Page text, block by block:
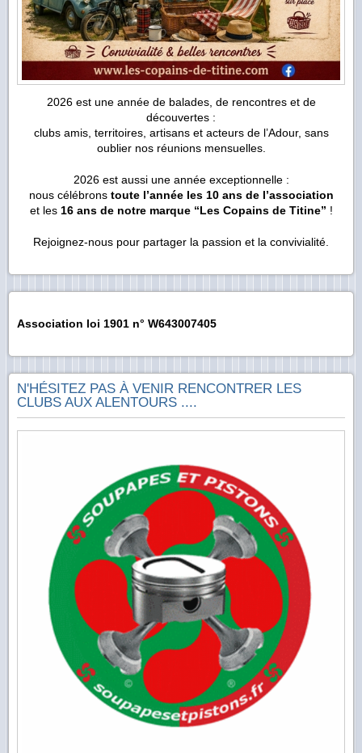
2026 est une année de balades, de rencontres et de
découvertes :
clubs amis, territoires, artisans et acteurs de l’Adour, sans
oublier nos réunions mensuelles.
2026 est aussi une année exceptionnelle :
nous célébrons toute l’année les 10 ans de l’association
et les 16 ans de notre marque “Les Copains de Titine” !
Rejoignez-nous pour partager la passion et la convivialité.
Association loi 1901 n° W643007405
N'HÉSITEZ PAS À VENIR RENCONTRER LES
CLUBS AUX ALENTOURS ....